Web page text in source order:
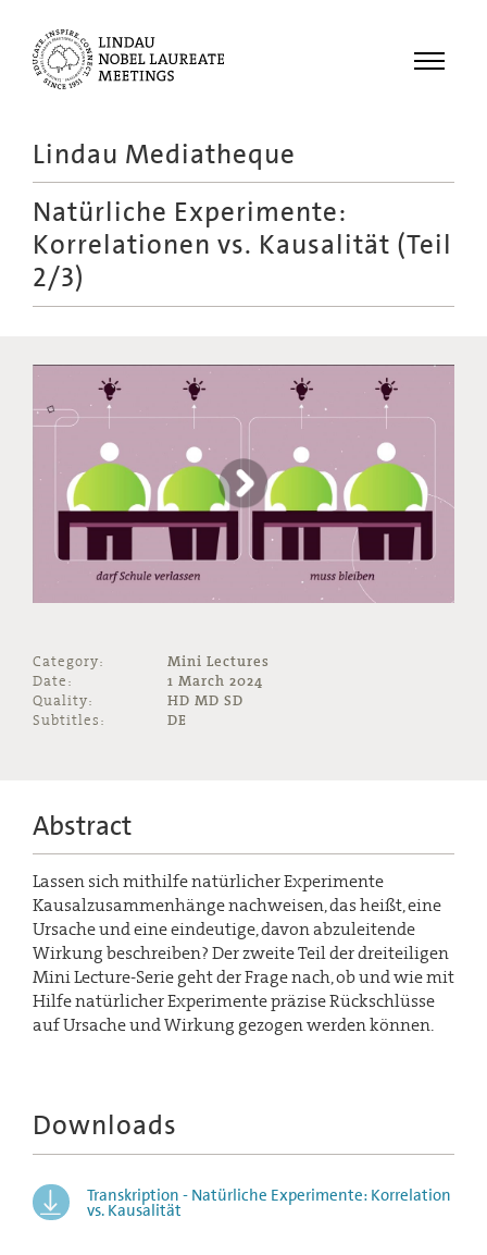
Menu
Meetings
Recordings
Lindau Mediatheque
Natürliche Experimente:
Korrelationen vs. Kausalität (Teil
2/3)
Category:
Mini Lectures
Date:
1 March 2024
Quality:
HD MD SD
Subtitles:
DE
Abstract
Lassen sich mithilfe natürlicher Experimente
Kausalzusammenhänge nachweisen, das heißt, eine
Ursache und eine eindeutige, davon abzuleitende
Wirkung beschreiben? Der zweite Teil der dreiteiligen
Mini Lecture-Serie geht der Frage nach, ob und wie mit
Hilfe natürlicher Experimente präzise Rückschlüsse
auf Ursache und Wirkung gezogen werden können.
Downloads
Transkription - Natürliche Experimente: Korrelation
vs. Kausalität